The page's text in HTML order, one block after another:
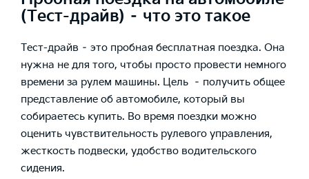
(Тест-драйв) – что это такое
Тест-драйв – это пробная бесплатная поездка. Она
нужна не для того, чтобы просто провести немного
времени за рулем машины. Цель – получить общее
представление об автомобиле, который вы
собираетесь купить. Во время поездки можно
оценить чувствительность рулевого управления,
жесткость подвески, удобство водительского
сидения.